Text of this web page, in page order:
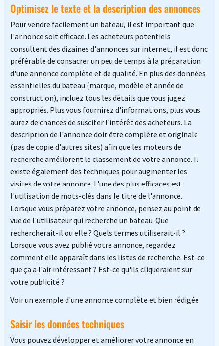
Optimisez le texte et la description des annonces
Pour vendre facilement un bateau, il est important que
l'annonce soit efficace. Les acheteurs potentiels
consultent des dizaines d'annonces sur internet, il est donc
préférable de consacrer un peu de temps à la préparation
d'une annonce complète et de qualité. En plus des données
essentielles du bateau (marque, modèle et année de
construction), incluez tous les détails que vous jugez
appropriés. Plus vous fournirez d'informations, plus vous
aurez de chances de susciter l'intérêt des acheteurs. La
description de l'annonce doit être complète et originale
(pas de copie d'autres sites) afin que les moteurs de
recherche améliorent le classement de votre annonce. Il
existe également des techniques pour augmenter les
visites de votre annonce. L'une des plus efficaces est
l'utilisation de mots-clés dans le titre de l'annonce.
Lorsque vous préparez votre annonce, pensez au point de
vue de l'utilisateur qui recherche un bateau. Que
rechercherait-il ou elle ? Quels termes utiliserait-il ?
Lorsque vous avez publié votre annonce, regardez
comment elle apparaît dans les listes de recherche. Est-ce
que ça a l'air intéressant ? Est-ce qu'ils cliqueraient sur
votre publicité ?
Voir un exemple d'une annonce complète et bien rédigée
Saisir les données techniques
Vous pouvez développer et améliorer votre annonce en